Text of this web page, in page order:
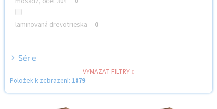
laminovaná drevotrieska 0
Série
VYMAZAT FILTRY
Položek k zobrazení: 1879